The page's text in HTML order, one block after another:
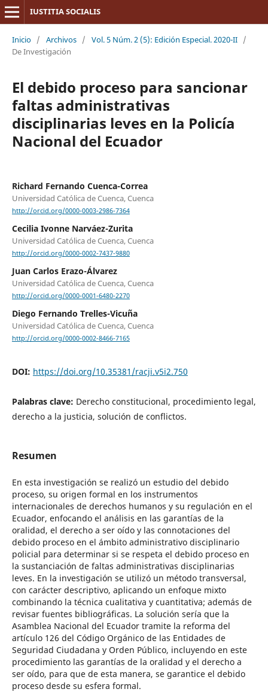
IUSTITIA SOCIALIS
Inicio / Archivos / Vol. 5 Núm. 2 (5): Edición Especial. 2020-II /
De Investigación
El debido proceso para sancionar
faltas administrativas
disciplinarias leves en la Policía
Nacional del Ecuador
Richard Fernando Cuenca-Correa
Universidad Católica de Cuenca, Cuenca
http://orcid.org/0000-0003-2986-7364
Cecilia Ivonne Narváez-Zurita
Universidad Católica de Cuenca, Cuenca
http://orcid.org/0000-0002-7437-9880
Juan Carlos Erazo-Álvarez
Universidad Católica de Cuenca, Cuenca
http://orcid.org/0000-0001-6480-2270
Diego Fernando Trelles-Vicuña
Universidad Católica de Cuenca, Cuenca
http://orcid.org/0000-0002-8466-7165
DOI: https://doi.org/10.35381/racji.v5i2.750
Palabras clave: Derecho constitucional, procedimiento legal,
derecho a la justicia, solución de conflictos.
Resumen
En esta investigación se realizó un estudio del debido
proceso, su origen formal en los instrumentos
internacionales de derechos humanos y su regulación en el
Ecuador, enfocando el análisis en las garantías de la
oralidad, el derecho a ser oído y las connotaciones del
debido proceso en el ámbito administrativo disciplinario
policial para determinar si se respeta el debido proceso en
la sustanciación de faltas administrativas disciplinarias
leves. En la investigación se utilizó un método transversal,
con carácter descriptivo, aplicando un enfoque mixto
combinando la técnica cualitativa y cuantitativa; además de
revisar fuentes bibliográficas. La solución sería que la
Asamblea Nacional del Ecuador tramite la reforma del
artículo 126 del Código Orgánico de las Entidades de
Seguridad Ciudadana y Orden Público, incluyendo en este
procedimiento las garantías de la oralidad y el derecho a
ser oído, para que de esta manera, se garantice el debido
proceso desde su esfera formal.